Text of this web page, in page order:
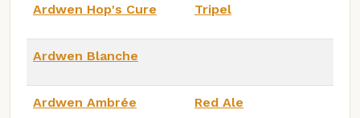
Ardwen Hop's Cure Tripel
Ardwen Blanche
Ardwen Ambrée Red Ale